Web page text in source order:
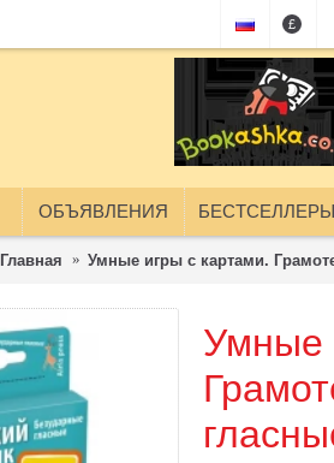
£
ОБЪЯВЛЕНИЯ БЕСТСЕЛЛЕРЫ
Главная Умные игры с картами.
Умные